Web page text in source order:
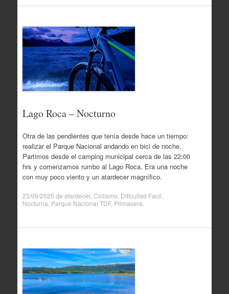
Lago Roca – Nocturno
Otra de las pendientes que tenía desde hace un tiempo:
realizar el Parque Nacional andando en bici de noche.
Partimos desde el camping municipal cerca de las 22:00
hrs y comenzamos rumbo al Lago Roca. Era una noche
con muy poco viento y un atardecer magnífico.
23/09/2025 de atardecer, Ciclismo Dificultad Facil
Nocturna Parque Nacional TDF, Primavera